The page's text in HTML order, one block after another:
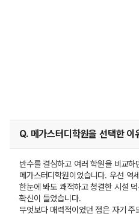
Q. 메가스터디학원을 선택한 이
반수를 결심하고 여러 학원을 비교하
메가스터디학원이었습니다. 우선 역
한눈에 봐도 쾌적하고 청결한 시설
확신이 들었습니다.
무엇보다 매력적이었던 점은 자기 주